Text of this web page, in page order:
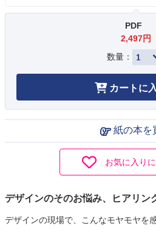
PDF
2,497円
数量：
カートに
紙の本を
お気に入りに
デザインのそのお悩み、ヒアリン
デザインの現場で、こんなモヤモヤを